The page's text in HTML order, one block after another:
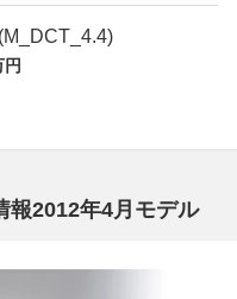
円
報2012年4月モデル